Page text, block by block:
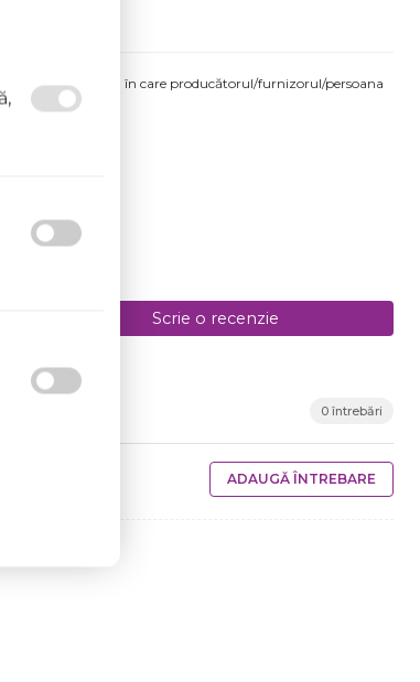
pot fi acelea în care producătorul/furnizorul/persoana
fizic.
Scrie o recenzie
0 întrebări
ADAUGĂ ÎNTREBARE